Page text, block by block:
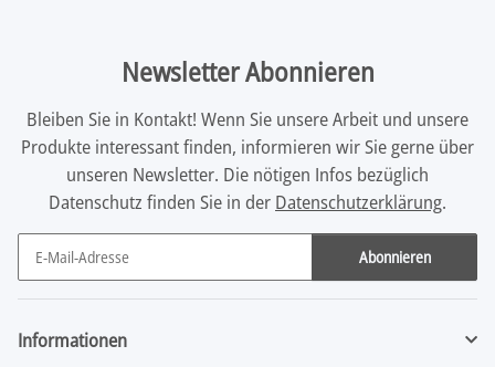
Newsletter Abonnieren
Bleiben Sie in Kontakt! Wenn Sie unsere Arbeit und unsere
Produkte interessant finden, informieren wir Sie gerne über
unseren Newsletter. Die nötigen Infos bezüglich
Datenschutz finden Sie in der Datenschutzerklärung.
Abonnieren
Newsletter Abonnieren
Informationen